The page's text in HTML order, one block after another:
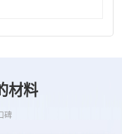
材料
碑